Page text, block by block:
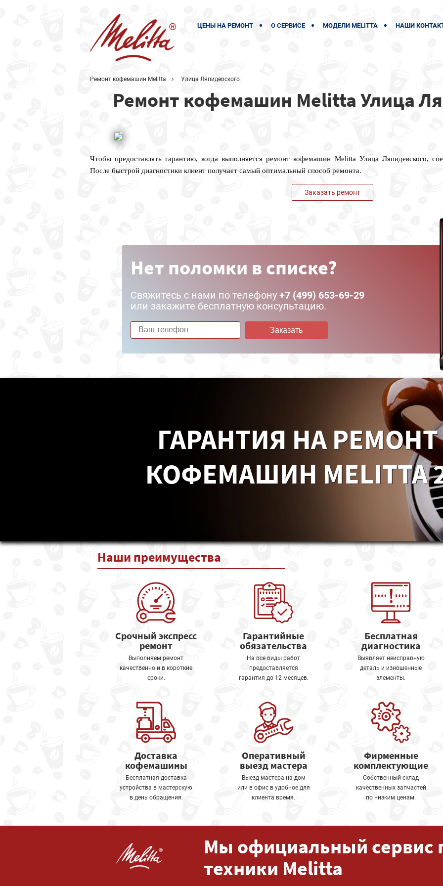
ЦЕНЫ НА РЕМОНТ О СЕРВИСЕ МОДЕЛИ MELITTA НАШИ
Ремонт кофемашин Melitta Улица Ляпидевского
Ремонт кофемашин Melitta Улица
Чтобы предоставлять гарантию, когда выполняется ремонт кофемашин Melitta Улица Ляпидевского,
После быстрой диагностики клиент получает самый оптимальный способ ремонта.
Заказать ремонт
Нет поломки в списке?
Свяжитесь с нами по телефону +7 (499) 653-69-29
или закажите бесплатную консультацию.
Заказать
ГАРАНТИЯ НА РЕМОНТ
КОФЕМАШИН MELITTA
Наши преимущества
Срочный экспресс
ремонт
Выполняем ремонт
качественно и в короткие
сроки.
Гарантийные
обязательства
На все виды работ
предоставляется
гарантия до 12 месяцев.
Бесплатная
диагностика
Выявляет неисправную
деталь и изношенные
элементы.
Доставка
кофемашины
Бесплатная доставка
устройства в мастерскую
в день обращения.
Оперативный
выезд мастера
Выезд мастера на дом
или в офис в удобное для
клиента время.
Фирменные
комплектующие
Собственный склад
качественных запчастей
по низким ценам.
Мы официальный сервис
техники Melitta